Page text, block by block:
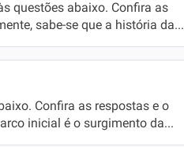
questões abaixo. Confira as
sabe-se que a história da...
Confira as respostas e o
inicial é o surgimento da...